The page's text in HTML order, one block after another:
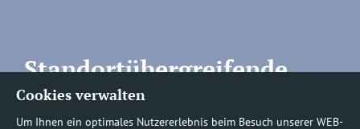
Cookies verwalten
Um Ihnen ein optimales Nutzererlebnis beim Besuch unserer WEB-
Standortübergreifende
Rufnummern